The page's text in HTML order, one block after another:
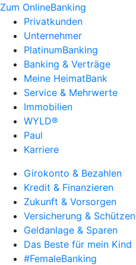
Zum OnlineBanking
Privatkunden
Unternehmer
PlatinumBanking
Banking & Verträge
Meine HeimatBank
Service & Mehrwerte
Immobilien
WYLD®
Paul
Karriere
Girokonto & Bezahlen
Kredit & Finanzieren
Zukunft & Vorsorgen
Versicherung & Schützen
Geldanlage & Sparen
Das Beste für mein Kind
#FemaleBanking